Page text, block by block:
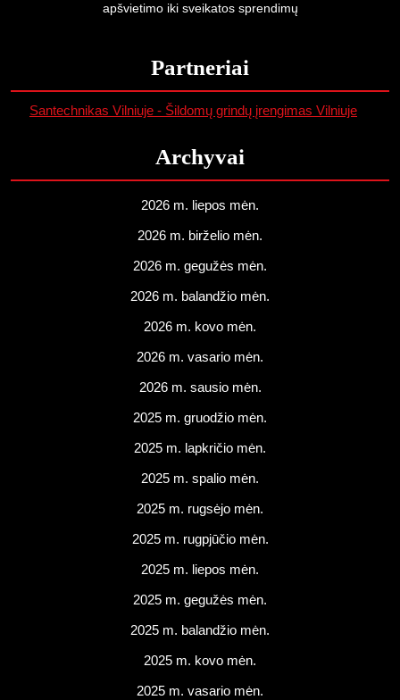
apšvietimo iki sveikatos sprendimų
Partneriai
Santechnikas Vilniuje - Šildomų grindų įrengimas Vilniuje
Archyvai
2026 m. liepos mėn.
2026 m. birželio mėn.
2026 m. gegužės mėn.
2026 m. balandžio mėn.
2026 m. kovo mėn.
2026 m. vasario mėn.
2026 m. sausio mėn.
2025 m. gruodžio mėn.
2025 m. lapkričio mėn.
2025 m. spalio mėn.
2025 m. rugsėjo mėn.
2025 m. rugpjūčio mėn.
2025 m. liepos mėn.
2025 m. gegužės mėn.
2025 m. balandžio mėn.
2025 m. kovo mėn.
2025 m. vasario mėn.